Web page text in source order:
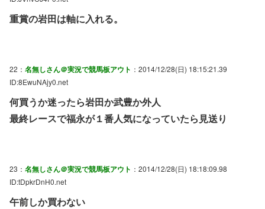
重賞の岩田は軸に入れる。
22： 名無しさん＠実況で競馬板アウト ：2014/12/28(日) 18:15:21.39
ID:8EwuNAjy0.net
何買うか迷ったら岩田か武豊か外人
最終レースで福永が１番人気になっていたら見送り
23： 名無しさん＠実況で競馬板アウト ：2014/12/28(日) 18:18:09.98
ID:tDpkrDnH0.net
午前しか買わない